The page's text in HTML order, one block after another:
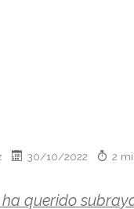
30/10/2022 2
querido